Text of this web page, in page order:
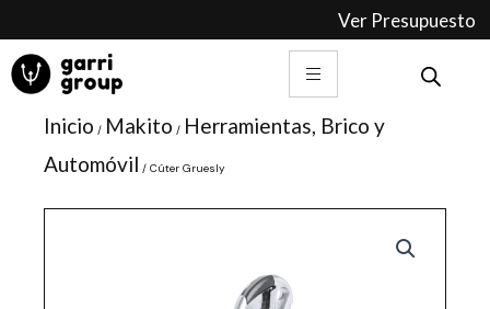
contenido
Ver Presupuesto
Inicio / Makito / Herramientas, Brico y
Automóvil / Cúter Gruesly